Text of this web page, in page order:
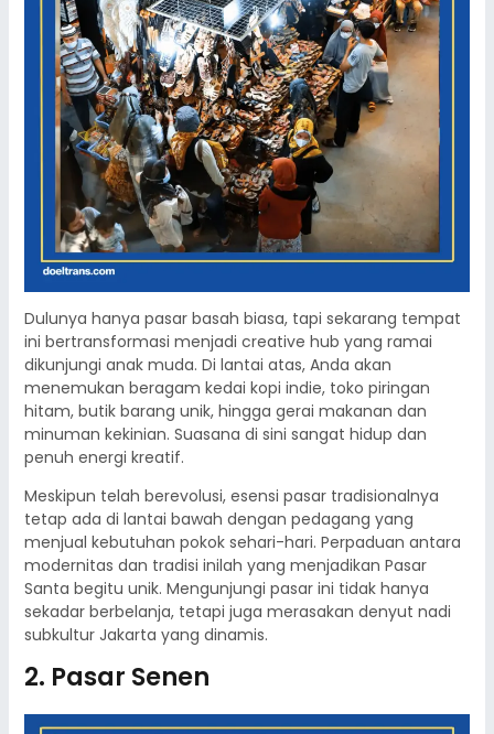
Dulunya hanya pasar basah biasa, tapi sekarang tempat
ini bertransformasi menjadi creative hub yang ramai
dikunjungi anak muda. Di lantai atas, Anda akan
menemukan beragam kedai kopi indie, toko piringan
hitam, butik barang unik, hingga gerai makanan dan
minuman kekinian. Suasana di sini sangat hidup dan
penuh energi kreatif.
Meskipun telah berevolusi, esensi pasar tradisionalnya
tetap ada di lantai bawah dengan pedagang yang
menjual kebutuhan pokok sehari-hari. Perpaduan antara
modernitas dan tradisi inilah yang menjadikan Pasar
Santa begitu unik. Mengunjungi pasar ini tidak hanya
sekadar berbelanja, tetapi juga merasakan denyut nadi
subkultur Jakarta yang dinamis.
2. Pasar Senen